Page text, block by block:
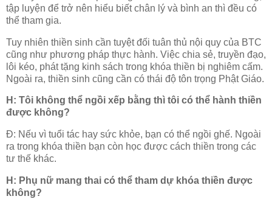
tập luyện để trở nên hiểu biết chân lý và bình an thì đều có
thể tham gia.
Tuy nhiên thiền sinh cần tuyệt đối tuân thủ nội quy của BTC
cũng như phương pháp thực hành. Việc chia sẻ, truyền đạo,
lôi kéo, phát tặng kinh sách trong khóa thiền bị nghiêm cấm.
Ngoài ra, thiền sinh cũng cần có thái độ tôn trọng Phật Giáo.
H: Tôi không thể ngồi xếp bằng thì tôi có thể hành thiền
được không?
Đ: Nếu vì tuổi tác hay sức khỏe, bạn có thể ngồi ghế. Ngoài
ra trong khóa thiền bạn còn học được cách thiền trong các
tư thế khác.
H: Phụ nữ mang thai có thể tham dự khóa thiền được
không?